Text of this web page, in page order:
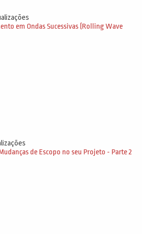
em Ondas Sucessivas (Rolling Wave
de Escopo no seu Projeto - Parte 2